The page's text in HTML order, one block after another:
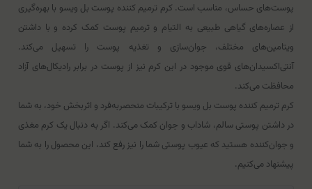
پوست‌های حساس، مناسب است. کرم ترمیم کننده پوست بل ویسو با بهره‌گیری
از عصاره‌های گیاهی طبیعی به التیام و ترمیم پوست کمک کرده و با داشتن
ویتامین‌های مختلف، جوان‌سازی و تغذیه پوست را تسهیل می‌کند.
آنتی‌اکسیدان‌های قوی موجود در این کرم نیز از پوست در برابر رادیکال‌های آزاد
محافظت می‌کند.
کرم ترمیم کننده پوست بل ویسو با ترکیبات منحصربه‌فرد و اثربخش خود، به شما
در داشتن پوستی سالم، شاداب و جوان کمک می‌کند. اگر به دنبال یک کرم مغذی
و جوان‌کننده هستید که عیوب پوستی شما را نیز رفع کند، این محصول را به شما
پیشنهاد می‌کنیم.